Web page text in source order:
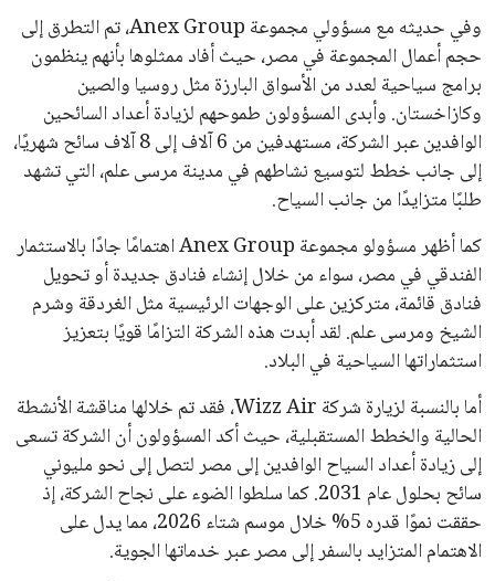
وفي حديثه مع مسؤولي مجموعة Anex Group، تم التطرق إلى
حجم أعمال المجموعة في مصر، حيث أفاد ممثلوها بأنهم ينظمون
برامج سياحية لعدد من الأسواق البارزة مثل روسيا والصين
وكازاخستان. وأبدى المسؤولون طموحهم لزيادة أعداد السائحين
الوافدين عبر الشركة، مستهدفين من 6 آلاف إلى 8 آلاف سائح شهريًا،
إلى جانب خطط لتوسيع نشاطهم في مدينة مرسى علم، التي تشهد
طلبًا متزايدًا من جانب السياح.
كما أظهر مسؤولو مجموعة Anex Group اهتمامًا جادًا بالاستثمار
الفندقي في مصر، سواء من خلال إنشاء فنادق جديدة أو تحويل
فنادق قائمة، متركزين على الوجهات الرئيسية مثل الغردقة وشرم
الشيخ ومرسى علم. لقد أبدت هذه الشركة التزامًا قويًا بتعزيز
استثماراتها السياحية في البلاد.
أما بالنسبة لزيارة شركة Wizz Air، فقد تم خلالها مناقشة الأنشطة
الحالية والخطط المستقبلية، حيث أكد المسؤولون أن الشركة تسعى
إلى زيادة أعداد السياح الوافدين إلى مصر لتصل إلى نحو مليوني
سائح بحلول عام 2031. كما سلطوا الضوء على نجاح الشركة، إذ
حققت نموًا قدره 5% خلال موسم شتاء 2026، مما يدل على
الاهتمام المتزايد بالسفر إلى مصر عبر خدماتها الجوية.